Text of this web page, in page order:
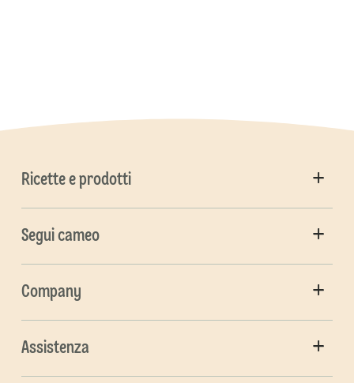
Ricette e prodotti
Segui cameo
Company
Assistenza